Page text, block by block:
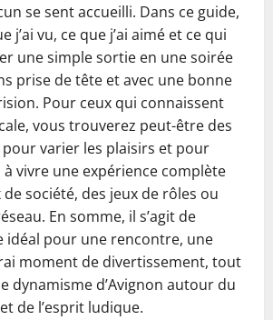
se sent accueilli. Dans ce guide,
j’ai vu, ce que j’ai aimé et ce qui
une simple sortie en une soirée
prise de tête et avec une bonne
Pour ceux qui connaissent
vous trouverez peut-être des
pour varier les plaisirs et pour
vivre une expérience complète
société, des jeux de rôles ou
En somme, il s’agit de
idéal pour une rencontre, une
moment de divertissement, tout
dynamisme d’Avignon autour du
de l’esprit ludique.